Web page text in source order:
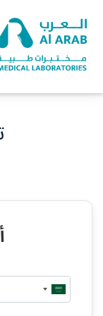
Saudi